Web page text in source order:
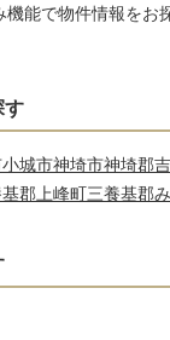
機能で物件情報をお
す
小城市神埼市神埼郡
郡上峰町三養基郡